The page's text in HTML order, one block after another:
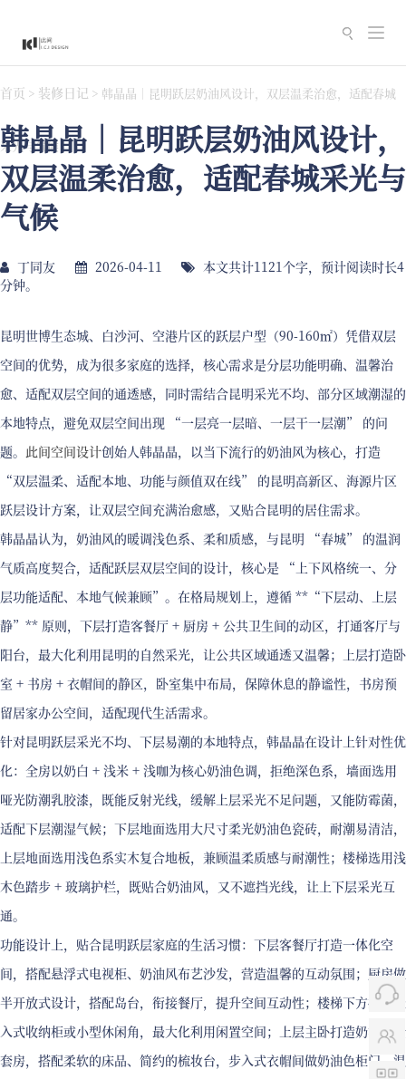
切
换
导
航
首页 > 装修日记 > 韩晶晶｜昆明跃层奶油风设计，双层温柔治愈，适配春城
采光与气候
韩晶晶｜昆明跃层奶油风设计，
双层温柔治愈，适配春城采光与
气候
丁同友 2026-04-11
本文共计1121个字，预计阅读时长4
分钟。
昆明世博生态城、白沙河、空港片区的跃层户型（90-160㎡）凭借双层
空间的优势，成为很多家庭的选择，核心需求是分层功能明确、温馨治
愈、适配双层空间的通透感，同时需结合昆明采光不均、部分区域潮湿的
本地特点，避免双层空间出现 “一层亮一层暗、一层干一层潮” 的问
题。 此间空间设计创始人韩晶晶，以当下流行的奶油风为核心，打造
“双层温柔、适配本地、功能与颜值双在线” 的昆明高新区、海源片区
跃层设计方案，让双层空间充满治愈感，又贴合昆明的居住需求。
韩晶晶认为，奶油风的暖调浅色系、柔和质感，与昆明 “春城” 的温润
气质高度契合，适配跃层双层空间的设计，核心是 “上下风格统一、分
层功能适配、本地气候兼顾”。在格局规划上，遵循 **“下层动、上层
静”** 原则，下层打造客餐厅 + 厨房 + 公共卫生间的动区，打通客厅与
阳台，最大化利用昆明的自然采光，让公共区域通透又温馨；上层打造卧
室 + 书房 + 衣帽间的静区，卧室集中布局，保障休息的静谧性，书房预
留居家办公空间，适配现代生活需求。
针对昆明跃层采光不均、下层易潮的本地特点，韩晶晶在设计上针对性优
化：全房以奶白 + 浅米 + 浅咖为核心奶油色调，拒绝深色系，墙面选用
哑光防潮乳胶漆，既能反射光线，缓解上层采光不足问题，又能防霉菌，
适配下层潮湿气候；下层地面选用大尺寸柔光奶油色瓷砖，耐潮易清洁，
上层地面选用浅色系实木复合地板，兼顾温柔质感与耐潮性；楼梯选用浅
木色踏步 + 玻璃护栏，既贴合奶油风，又不遮挡光线，让上下层采光互
通。
功能设计上，贴合昆明跃层家庭的生活习惯：下层客餐厅打造一体化空
间，搭配悬浮式电视柜、奶油风布艺沙发，营造温馨的互动氛围；厨房做
半开放式设计，搭配岛台，衔接餐厅，提升空间互动性；楼梯下方打造嵌
入式收纳柜或小型休闲角，最大化利用闲置空间；上层主卧打造奶油风全
套房，搭配柔软的床品、简约的梳妆台，步入式衣帽间做奶油色柜门，温